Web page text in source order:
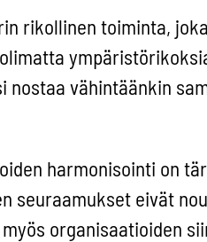
rikollinen toiminta,
vähintäänkin
harmonisointi on
seuraamukset eivät
organisaatioiden